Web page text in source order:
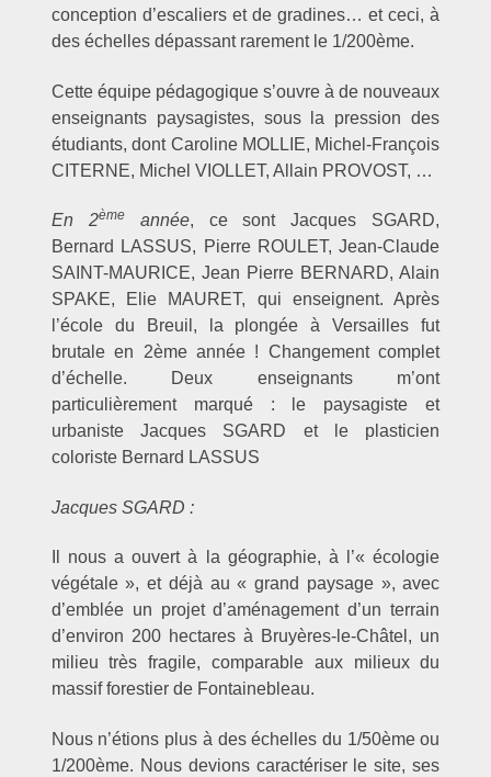
conception d’escaliers et de gradines… et ceci, à
des échelles dépassant rarement le 1/200ème.
Cette équipe pédagogique s’ouvre à de nouveaux
enseignants paysagistes, sous la pression des
étudiants, dont Caroline MOLLIE, Michel-François
CITERNE, Michel VIOLLET, Allain PROVOST, …
En 2èmeannée, ce sont Jacques SGARD,
Bernard LASSUS, Pierre ROULET, Jean-Claude
SAINT-MAURICE, Jean Pierre BERNARD, Alain
SPAKE, Elie MAURET, qui enseignent. Après
l’école du Breuil, la plongée à Versailles fut
brutale en 2ème année ! Changement complet
d’échelle. Deux enseignants m’ont
particulièrement marqué : le paysagiste et
urbaniste Jacques SGARD et le plasticien
coloriste Bernard LASSUS
Jacques SGARD :
Il nous a ouvert à la géographie, à l’« écologie
végétale », et déjà au « grand paysage », avec
d’emblée un projet d’aménagement d’un terrain
d’environ 200 hectares à Bruyères-le-Châtel, un
milieu très fragile, comparable aux milieux du
massif forestier de Fontainebleau.
Nous n’étions plus à des échelles du 1/50ème ou
1/200ème. Nous devions caractériser le site, ses